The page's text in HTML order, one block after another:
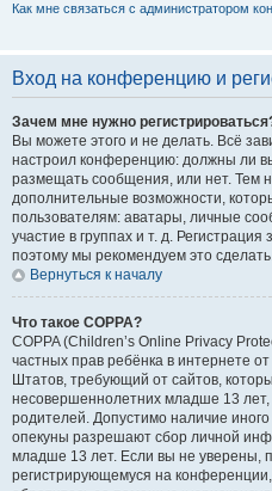
Как мне связаться с администратором
Вход на конференцию и
Зачем мне нужно
Вы можете этого и не делать. Всё
настроил конференцию: должны ли
размещать сообщения, или нет. Тем
дополнительные возможности,
пользователям: аватары, личные
участие в группах и т. д. Регистрация
поэтому мы рекомендуем это
Вернуться к началу
Что такое COPPA?
COPPA (Children’s Online Privacy
частных прав ребёнка в интернете
Штатов, требующий от сайтов,
несовершеннолетних младше 13 лет,
родителей. Допустимо наличие
опекуны разрешают сбор личной
младше 13 лет. Если вы не уверены,
регистрирующемуся на